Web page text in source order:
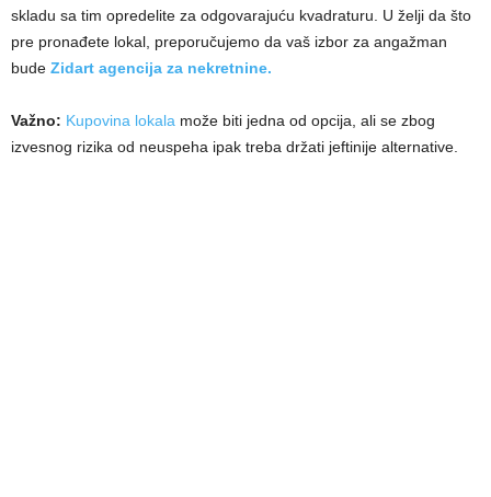
skladu sa tim opredelite za odgovarajuću kvadraturu. U želji da što
pre pronađete lokal, preporučujemo da vaš izbor za angažman
bude Zidart agencija za nekretnine.
Važno: Kupovina lokala može biti jedna od opcija, ali se zbog
izvesnog rizika od neuspeha ipak treba držati jeftinije alternative.